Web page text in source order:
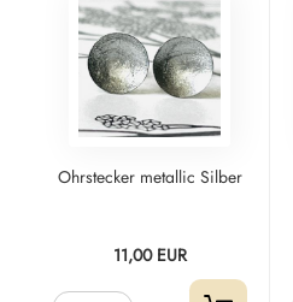
Ohrstecker metallic Silber
11,00 EUR